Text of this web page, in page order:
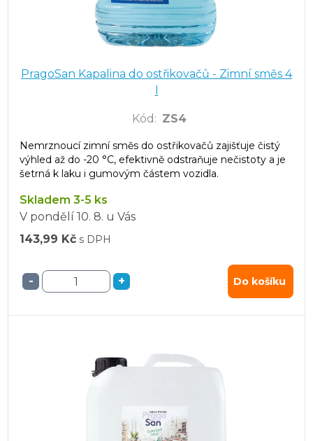
PragoSan Kapalina do ostřikovačů - Zimní směs 4
Kód : ZS4
Nemrznoucí zimní směs do ostřikovačů zajišťuje čistý
výhled až do -20 °C, efektivně odstraňuje nečistoty a je
šetrná k laku i gumovým částem vozidla.
Skladem 3-5 ks
V pondělí 10. 8. u Vás
143,99 Kč s DPH
- + Do košíku